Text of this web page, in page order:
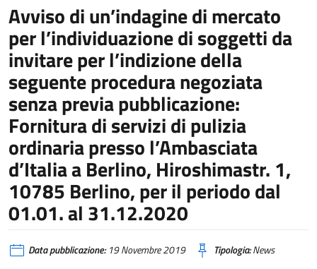
Avviso di un’indagine di mercato
per l’individuazione di soggetti da
invitare per l’indizione della
seguente procedura negoziata
senza previa pubblicazione:
Fornitura di servizi di pulizia
ordinaria presso l’Ambasciata
d’Italia a Berlino, Hiroshimastr. 1,
10785 Berlino, per il periodo dal
01.01. al 31.12.2020
Data pubblicazione:19 Novembre 2019 Tipologia:News